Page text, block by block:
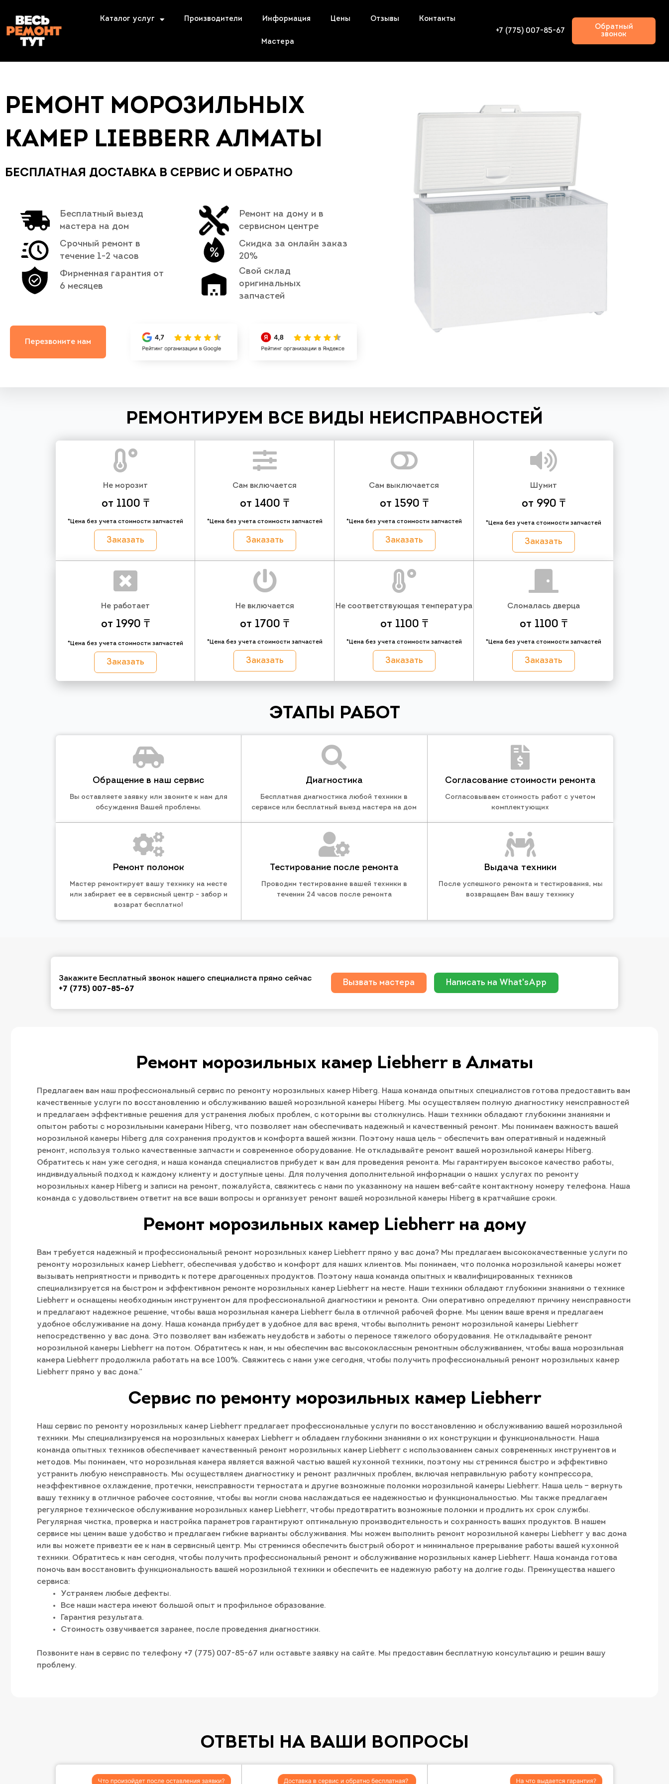
Каталог услуг Производители Информация Цены Отзывы Контакты
Мастера
+7 (775) 007-85-67
Обратный
звонок
РЕМОНТ МОРОЗИЛЬНЫХ
КАМЕР LIEBBERR АЛМАТЫ
БЕСПЛАТНАЯ ДОСТАВКА В СЕРВИС И ОБРАТНО
Бесплатный выезд
мастера на дом
Срочный ремонт в
течение 1-2 часов
Фирменная гарантия от
6 месяцев
Ремонт на дому и в
сервисном центре
Скидка за онлайн заказ
20%
Свой склад
оригинальных
запчастей
Перезвоните нам
РЕМОНТИРУЕМ ВСЕ ВИДЫ НЕИСПРАВНОСТЕЙ
Не морозит
от 1100 ₸
*Цена без учета стоимости запчастей
Заказать
Сам включается
от 1400 ₸
*Цена без учета стоимости запчастей
Заказать
Сам выключается
от 1590 ₸
*Цена без учета стоимости запчастей
Заказать
Шумит
от 990 ₸
*Цена без учета стоимости запчастей
Заказать
Не работает
от 1990 ₸
*Цена без учета стоимости запчастей
Заказать
Не включается
от 1700 ₸
*Цена без учета стоимости запчастей
Заказать
Не соответствующая температура
от 1100 ₸
*Цена без учета стоимости запчастей
Заказать
Сломалась дверца
от 1100 ₸
*Цена без учета стоимости запчастей
Заказать
ЭТАПЫ РАБОТ
Обращение в наш сервис
Вы оставляете заявку или звоните к нам для
обсуждения Вашей проблемы.
Диагностика
Бесплатная диагностика любой техники в
сервисе или бесплатный выезд мастера на дом
Согласование стоимости ремонта
Согласовываем стоимость работ с учетом
комплектующих
Ремонт поломок
Мастер ремонтирует вашу технику на месте
или забирает ее в сервисный центр - забор и
возврат бесплатно!
Тестирование после ремонта
Проводим тестирование вашей техники в
течении 24 часов после ремонта
Выдача техники
После успешного ремонта и тестирования, мы
возвращаем Вам вашу технику
Закажите Бесплатный звонок нашего специалиста прямо сейчас
+7 (775) 007-85-67
Вызвать мастера Написать на What'sApp
Ремонт морозильных камер Liebherr в Алматы
Предлагаем вам наш профессиональный сервис по ремонту морозильных камер Hiberg. Наша команда опытных специалистов готова предоставить вам
качественные услуги по восстановлению и обслуживанию вашей морозильной камеры Hiberg. Мы осуществляем полную диагностику неисправностей
и предлагаем эффективные решения для устранения любых проблем, с которыми вы столкнулись. Наши техники обладают глубокими знаниями и
опытом работы с морозильными камерами Hiberg, что позволяет нам обеспечивать надежный и качественный ремонт. Мы понимаем важность вашей
морозильной камеры Hiberg для сохранения продуктов и комфорта вашей жизни. Поэтому наша цель – обеспечить вам оперативный и надежный
ремонт, используя только качественные запчасти и современное оборудование. Не откладывайте ремонт вашей морозильной камеры Hiberg.
Обратитесь к нам уже сегодня, и наша команда специалистов прибудет к вам для проведения ремонта. Мы гарантируем высокое качество работы,
индивидуальный подход к каждому клиенту и доступные цены. Для получения дополнительной информации о наших услугах по ремонту
морозильных камер Hiberg и записи на ремонт, пожалуйста, свяжитесь с нами по указанному на нашем веб-сайте контактному номеру телефона. Наша
команда с удовольствием ответит на все ваши вопросы и организует ремонт вашей морозильной камеры Hiberg в кратчайшие сроки.
Ремонт морозильных камер Liebherr на дому
Вам требуется надежный и профессиональный ремонт морозильных камер Liebherr прямо у вас дома? Мы предлагаем высококачественные услуги по
ремонту морозильных камер Liebherr, обеспечивая удобство и комфорт для наших клиентов. Мы понимаем, что поломка морозильной камеры может
вызывать неприятности и приводить к потере драгоценных продуктов. Поэтому наша команда опытных и квалифицированных техников
специализируется на быстром и эффективном ремонте морозильных камер Liebherr на месте. Наши техники обладают глубокими знаниями о технике
Liebherr и оснащены необходимым инструментом для профессиональной диагностики и ремонта. Они оперативно определяют причину неисправности
и предлагают надежное решение, чтобы ваша морозильная камера Liebherr была в отличной рабочей форме. Мы ценим ваше время и предлагаем
удобное обслуживание на дому. Наша команда прибудет в удобное для вас время, чтобы выполнить ремонт морозильной камеры Liebherr
непосредственно у вас дома. Это позволяет вам избежать неудобств и заботы о переносе тяжелого оборудования. Не откладывайте ремонт
морозильной камеры Liebherr на потом. Обратитесь к нам, и мы обеспечим вас высококлассным ремонтным обслуживанием, чтобы ваша морозильная
камера Liebherr продолжила работать на все 100%. Свяжитесь с нами уже сегодня, чтобы получить профессиональный ремонт морозильных камер
Liebherr прямо у вас дома.”
Сервис по ремонту морозильных камер Liebherr
Наш сервис по ремонту морозильных камер Liebherr предлагает профессиональные услуги по восстановлению и обслуживанию вашей морозильной
техники. Мы специализируемся на морозильных камерах Liebherr и обладаем глубокими знаниями о их конструкции и функциональности. Наша
команда опытных техников обеспечивает качественный ремонт морозильных камер Liebherr с использованием самых современных инструментов и
методов. Мы понимаем, что морозильная камера является важной частью вашей кухонной техники, поэтому мы стремимся быстро и эффективно
устранить любую неисправность. Мы осуществляем диагностику и ремонт различных проблем, включая неправильную работу компрессора,
неэффективное охлаждение, протечки, неисправности термостата и другие возможные поломки морозильной камеры Liebherr. Наша цель – вернуть
вашу технику в отличное рабочее состояние, чтобы вы могли снова наслаждаться ее надежностью и функциональностью. Мы также предлагаем
регулярное техническое обслуживание морозильных камер Liebherr, чтобы предотвратить возможные поломки и продлить их срок службы.
Регулярная чистка, проверка и настройка параметров гарантируют оптимальную производительность и сохранность ваших продуктов. В нашем
сервисе мы ценим ваше удобство и предлагаем гибкие варианты обслуживания. Мы можем выполнить ремонт морозильной камеры Liebherr у вас дома
или вы можете привезти ее к нам в сервисный центр. Мы стремимся обеспечить быстрый оборот и минимальное прерывание работы вашей кухонной
техники. Обратитесь к нам сегодня, чтобы получить профессиональный ремонт и обслуживание морозильных камер Liebherr. Наша команда готова
помочь вам восстановить функциональность вашей морозильной техники и обеспечить ее надежную работу на долгие годы. Преимущества нашего
сервиса:
Устраняем любые дефекты.
Все наши мастера имеют большой опыт и профильное образование.
Гарантия результата.
Стоимость озвучивается заранее, после проведения диагностики.
Позвоните нам в сервис по телефону +7 (775) 007-85-67 или оставьте заявку на сайте. Мы предоставим бесплатную консультацию и решим вашу
проблему.
ОТВЕТЫ НА ВАШИ ВОПРОСЫ